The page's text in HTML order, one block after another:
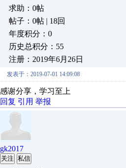
求助：0帖
帖子：0帖 | 18回
年度积分：0
历史总积分：55
注册：2019年6月26日
发表于：2019-07-01 14:09:08
感谢分享，学习至上
回复 引用 举报
gk2017
关注 私信